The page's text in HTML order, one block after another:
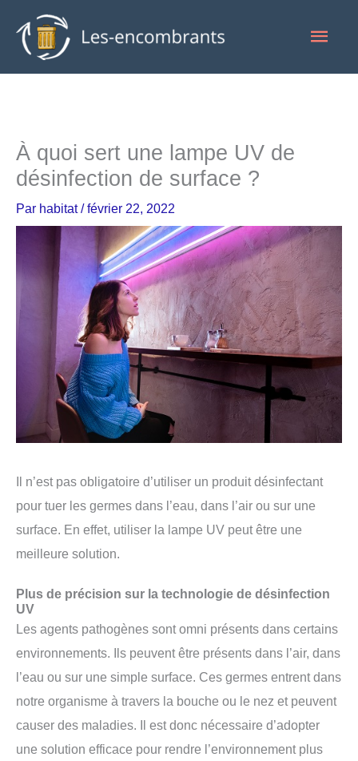
contenu
À quoi sert une lampe UV de
désinfection de surface ?
Par habitat/février 22, 2022
Il n’est pas obligatoire d’utiliser un produit désinfectant
pour tuer les germes dans l’eau, dans l’air ou sur une
surface. En effet, utiliser la lampe UV peut être une
meilleure solution.
Plus de précision sur la technologie de désinfection
UV
Les agents pathogènes sont omni présents dans certains
environnements. Ils peuvent être présents dans l’air, dans
l’eau ou sur une simple surface. Ces germes entrent dans
notre organisme à travers la bouche ou le nez et peuvent
causer des maladies. Il est donc nécessaire d’adopter
une solution efficace pour rendre l’environnement plus